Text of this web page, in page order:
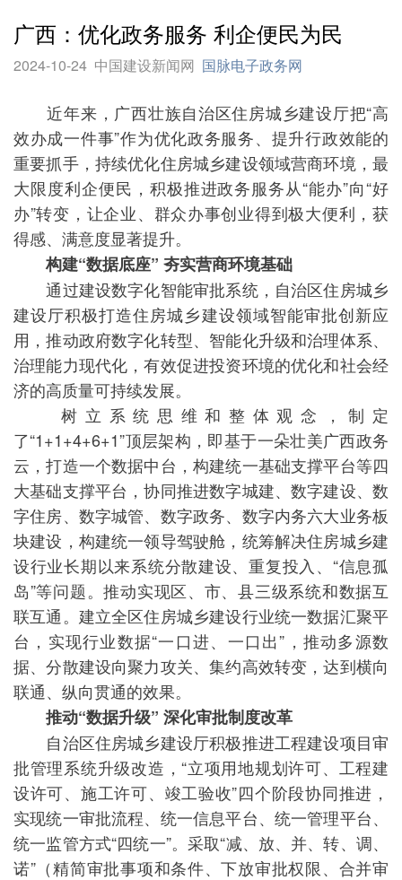
广西：优化政务服务 利企便民为民
2024-10-24 中国建设新闻网 国脉电子政务网
近年来，广西壮族自治区住房城乡建设厅把“高
效办成一件事”作为优化政务服务、提升行政效能的
重要抓手，持续优化住房城乡建设领域营商环境，最
大限度利企便民，积极推进政务服务从“能办”向“好
办”转变，让企业、群众办事创业得到极大便利，获
得感、满意度显著提升。
构建“数据底座” 夯实营商环境基础
通过建设数字化智能审批系统，自治区住房城乡
建设厅积极打造住房城乡建设领域智能审批创新应
用，推动政府数字化转型、智能化升级和治理体系、
治理能力现代化，有效促进投资环境的优化和社会经
济的高质量可持续发展。
树立系统思维和整体观念，制定
了“1+1+4+6+1”顶层架构，即基于一朵壮美广西政务
云，打造一个数据中台，构建统一基础支撑平台等四
大基础支撑平台，协同推进数字城建、数字建设、数
字住房、数字城管、数字政务、数字内务六大业务板
块建设，构建统一领导驾驶舱，统筹解决住房城乡建
设行业长期以来系统分散建设、重复投入、“信息孤
岛”等问题。推动实现区、市、县三级系统和数据互
联互通。建立全区住房城乡建设行业统一数据汇聚平
台，实现行业数据“一口进、一口出”，推动多源数
据、分散建设向聚力攻关、集约高效转变，达到横向
联通、纵向贯通的效果。
推动“数据升级” 深化审批制度改革
自治区住房城乡建设厅积极推进工程建设项目审
批管理系统升级改造，“立项用地规划许可、工程建
设许可、施工许可、竣工验收”四个阶段协同推进，
实现统一审批流程、统一信息平台、统一管理平台、
统一监管方式“四统一”。采取“减、放、并、转、调、
诺”（精简审批事项和条件、下放审批权限、合并审